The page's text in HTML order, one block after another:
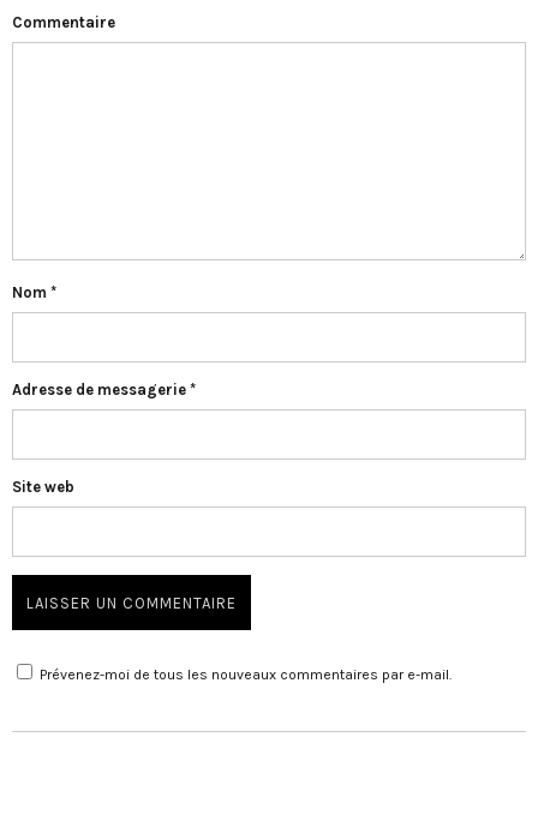
Commentaire
Nom *
Adresse de messagerie *
Site web
Prévenez-moi de tous les nouveaux commentaires par e-mail.